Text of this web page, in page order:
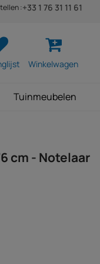
:+33 1 76 31 11 61
Winkelwagen
Tuinmeubelen
cm - Notelaar